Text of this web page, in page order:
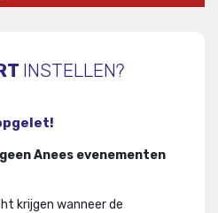
INSTELLEN?
Anees evenementen
krijgen wanneer de